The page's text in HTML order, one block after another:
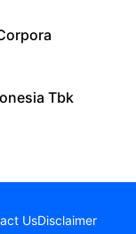
Tbk
UsDisclaimer